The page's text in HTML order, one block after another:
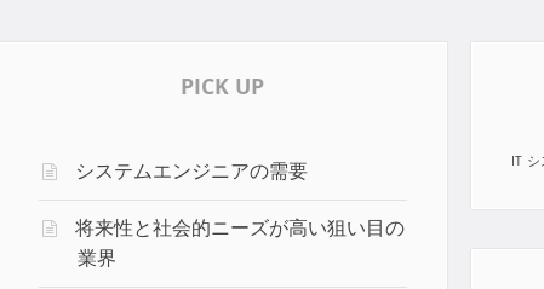
PICK UP
システムエンジニアの需要
将来性と社会的ニーズが高い狙い目の
業界
IT